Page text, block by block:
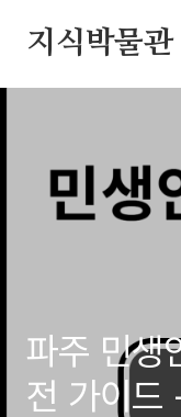
지식박물관
파주 민생
전 가이드